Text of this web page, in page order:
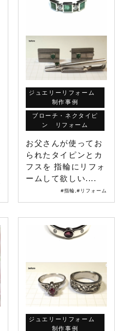
ジュエリーリフォーム
制作事例
ブローチ・ネクタイピ
ン リフォーム
お父さんが使ってお
られたタイピンとカ
フスを 指輪にリフォ
ームして欲しい....
#指輪 #リフォーム
ジュエリーリフォーム
制作事例